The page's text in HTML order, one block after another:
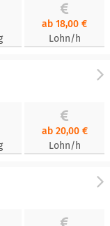
ab 18,00 €
Lohn/h
ab 20,00 €
Lohn/h